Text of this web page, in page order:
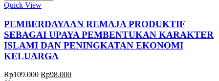
Quick View
PEMBERDAYAAN REMAJA PRODUKTIF
SEBAGAI UPAYA PEMBENTUKAN KARAKTER
ISLAMI DAN PENINGKATAN EKONOMI
KELUARGA
Rp109.000 Rp98.000